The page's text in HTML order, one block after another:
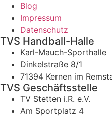
Blog
Impressum
Datenschutz
TVS Handball-Halle
Karl-Mauch-Sporthalle
Dinkelstraße 8/1
71394 Kernen im
TVS Geschäftsstelle
TV Stetten i.R. e.V.
Am Sportplatz 4